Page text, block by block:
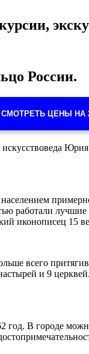
России.
СМОТРЕТЬ ЦЕНЫ НА
работали
иконописец 15
всего
и 9
В городе